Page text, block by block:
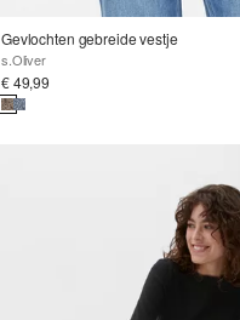
Gevlochten gebreide vestje
s.Oliver
€ 49,99